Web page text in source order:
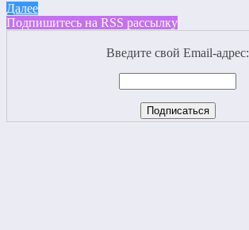
Далее
Подпишитесь на RSS рассылку
Введите свой Email-адрес: